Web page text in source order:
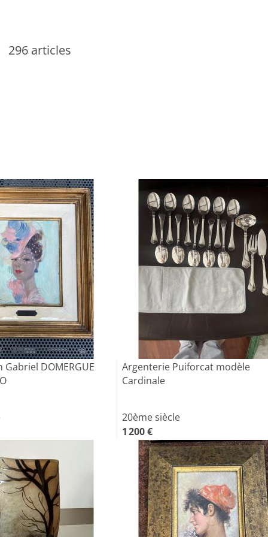
296 articles
Gabriel DOMERGUE
Argenterie Puiforcat modèle
Cardinale
20ème siècle
1 200 €